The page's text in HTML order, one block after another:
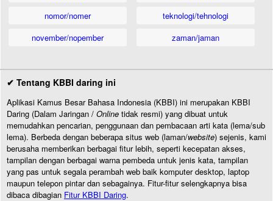
nomor/nomer
november/nopember
teknologi/tehnologi
zaman/jaman
✔ Tentang KBBI daring ini
Aplikasi Kamus Besar Bahasa Indonesia (KBBI) ini merupakan KBBI
Daring (Dalam Jaringan / Online tidak resmi) yang dibuat untuk
memudahkan pencarian, penggunaan dan pembacaan arti kata (lema/sub
lema). Berbeda dengan beberapa situs web (laman/website) sejenis, kami
berusaha memberikan berbagai fitur lebih, seperti kecepatan akses,
tampilan dengan berbagai warna pembeda untuk jenis kata, tampilan
yang pas untuk segala perambah web baik komputer desktop, laptop
maupun telepon pintar dan sebagainya. Fitur-fitur selengkapnya bisa
dibaca dibagian Fitur KBBI Daring.